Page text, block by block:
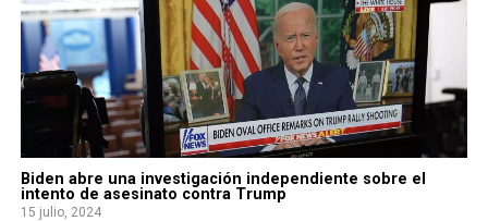
Biden abre una investigación independiente sobre el
intento de asesinato contra Trump
15 julio, 2024